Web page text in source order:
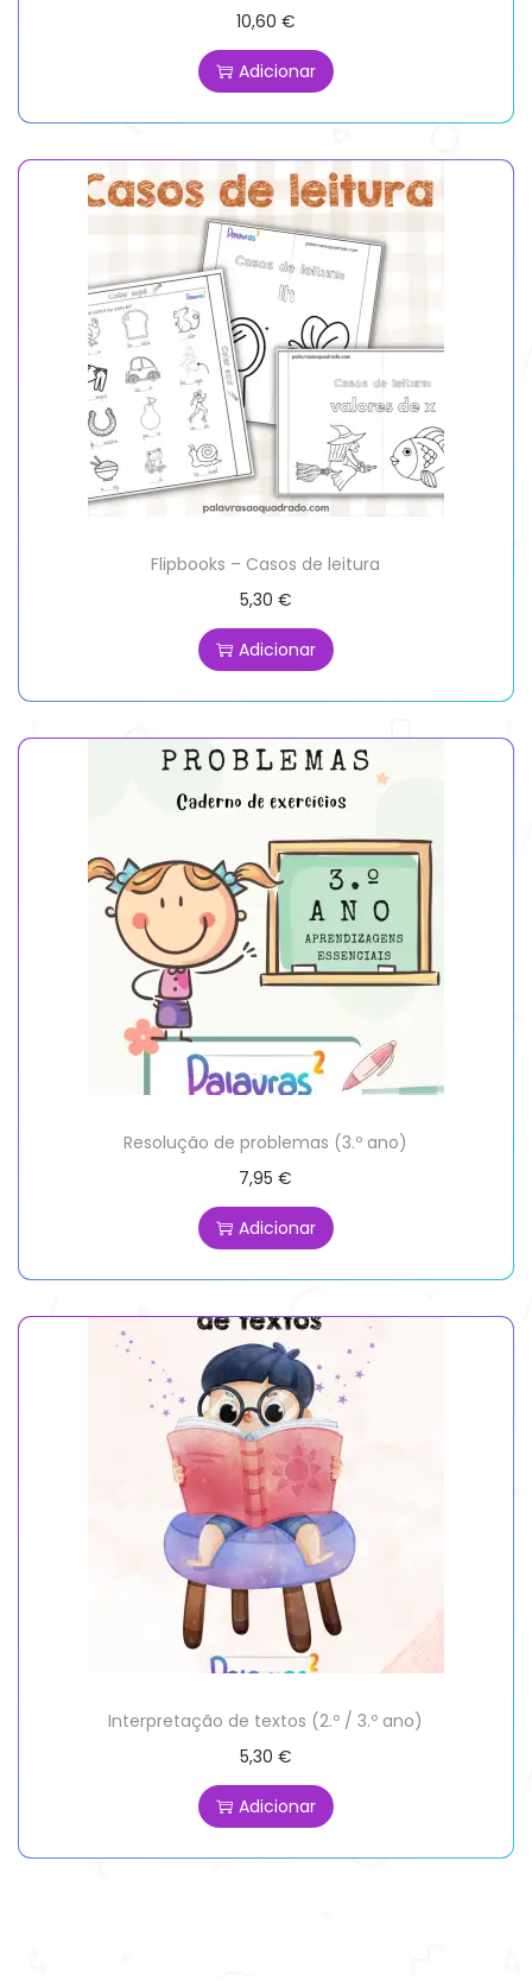
10,60 €
Adicionar
Flipbooks – Casos de leitura
5,30 €
Adicionar
Resolução de problemas (3.º ano)
7,95€
Adicionar
Interpretação de textos (2.º / 3.º ano)
5,30 €
Adicionar